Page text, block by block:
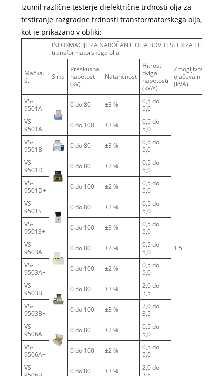
izumil različne testerje dielektrične trdnosti olja za
testiranje razgradne trdnosti transformatorskega olja,
kot je prikazano v obliki:
INFORMACIJE ZA NAROČANJE OLJA BDV TESTER ZA
transformatorskega olja
Mačka.
št.
Slika
Preskusna
napetost
(kV)
Natančnost
Hitrost
dviga
napetosti
(kV/s)
Zmogljivost
ojačevalnika
(kVA)
VS-
9501A
0 do 80 ±3 %
0,5 do
5,0
1.5
VS-
9501A+
0 do 100 ±3 %
0,5 do
5,0
VS-
9501B
0 do 80 ±3 %
0,5 do
5,0
VS-
9501D
0 do 80 ±2 %
0,5 do
5,0
VS-
9501D+
0 do 100 ±2 %
0,5 do
5,0
VS-
9501S
0 do 80 ±2 %
0,5 do
5,0
VS-
9501S+
0 do 100 ±3 %
0,5 do
5,0
VS-
9503A
0 do 80 ±2 %
0,5 do
5,0
VS-
9503A+
0 do 100 ±2 %
0,5 do
5,0
VS-
9503B
0 do 80 ±3 %
2,0 do
3,5
VS-
9503B+
0 do 100 ±3 %
2,0 do
3,5
VS-
9506A
0 do 80 ±2 %
0,5 do
5,0
VS-
9506A+
0 do 100 ±2 %
0,5 do
5,0
VS-
0 do 80 ±3 %
2,0 do